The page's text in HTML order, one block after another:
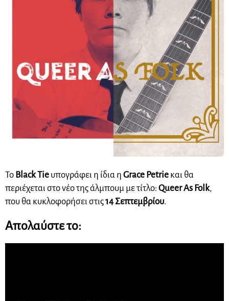
Το Black Tie υπογράφει η ίδια η Grace Petrie και θα
περιέχεται στο νέο της άλμπουμ με τίτλο: Queer As Folk,
που θα κυκλοφορήσει στις14 Σεπτεμβρίου.
Απολαύστε το: